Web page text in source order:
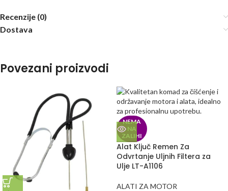
Recenzije (0)
Dostava
Povezani proizvodi
NEMA
NA
ZALIHI
Alat Ključ Remen Za
Odvrtanje Uljnih Filtera za
Ulje LT-A1106
ALATI ZA MOTOR